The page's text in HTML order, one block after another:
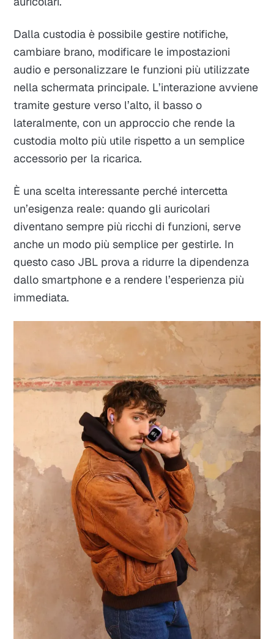
Dalla custodia è possibile gestire notifiche,
cambiare brano, modificare le impostazioni
audio e personalizzare le funzioni più utilizzate
nella schermata principale. L’interazione avviene
tramite gesture verso l’alto, il basso o
lateralmente, con un approccio che rende la
custodia molto più utile rispetto a un semplice
accessorio per la ricarica.
È una scelta interessante perché intercetta
un’esigenza reale: quando gli auricolari
diventano sempre più ricchi di funzioni, serve
anche un modo più semplice per gestirle. In
questo caso JBL prova a ridurre la dipendenza
dallo smartphone e a rendere l’esperienza più
immediata.